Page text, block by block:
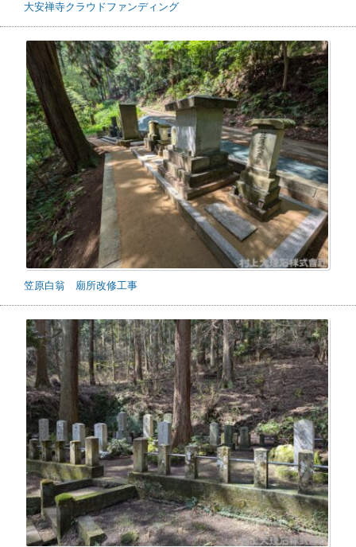
大安禅寺クラウドファンディング
笠原白翁 廟所改修工事